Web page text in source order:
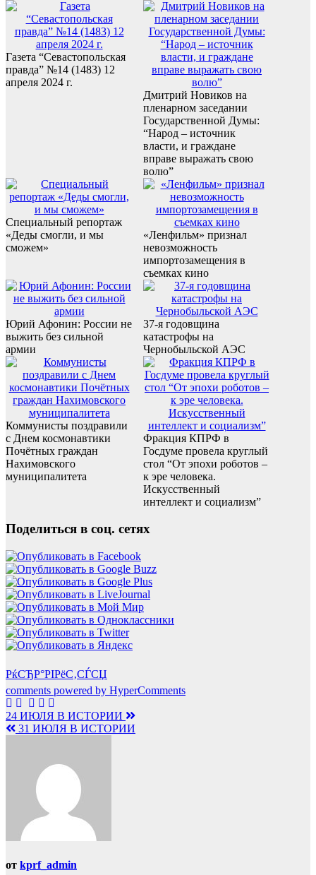
Газета “Севастопольская
правда” №14 (1483) 12
апреля 2024 г.
Дмитрий Новиков на
пленарном заседании
Государственной Думы:
“Народ – источник
власти, и граждане
вправе выражать свою
волю”
Специальный репортаж
«Деды смогли, и мы
сможем»
«Ленфильм» признал
невозможность
импортозамещения в
съемках кино
Юрий Афонин: России не
выжить без сильной
армии
37-я годовщина
катастрофы на
Чернобыльской АЭС
Коммунисты поздравили
с Днем космонавтики
Почётных граждан
Нахимовского
муниципалитета
Фракция КПРФ в
Госдуме провела круглый
стол “От эпохи роботов –
к эре человека.
Искусственный
интеллект и социализм”
Поделиться в соц. сетях
РќСЂР°РІРёС‚СЃСЏ
comments powered by HyperComments
Навигация
по
24 ИЮЛЯ В ИСТОРИИ
31 ИЮЛЯ В ИСТОРИИ
от kprf_admin